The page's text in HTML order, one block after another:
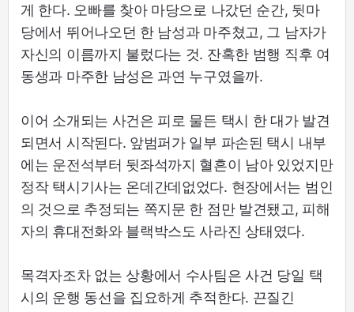
게 한다. 오빠를 찾아 마당으로 나갔던 순간, 뒷마
당에서 뛰어나오던 한 남성과 마주쳤고, 그 남자가
자신의 이름까지 불렀다는 것. 잔혹한 범행 직후 여
동생과 마주한 남성은 과연 누구였을까.
이어 소개되는 사건은 피로 물든 택시 한 대가 발견
되면서 시작된다. 앞범퍼가 일부 파손된 택시 내부
에는 운전석부터 뒷좌석까지 혈흔이 남아 있었지만
정작 택시기사는 온데간데없었다. 현장에서는 범인
의 것으로 추정되는 쪽지문 한 점만 발견됐고, 피해
자의 휴대전화와 블랙박스도 사라진 상태였다.
목격자조차 없는 상황에서 수사팀은 사건 당일 택
시의 운행 동선을 집요하게 추적한다. 끈질긴